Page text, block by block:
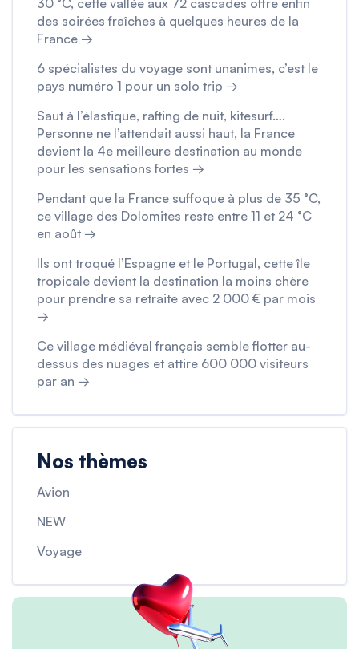
30 °C, cette vallée aux 72 cascades offre enfin
des soirées fraîches à quelques heures de la
France →
6 spécialistes du voyage sont unanimes, c’est le
pays numéro 1 pour un solo trip →
Saut à l’élastique, rafting de nuit, kitesurf….
Personne ne l’attendait aussi haut, la France
devient la 4e meilleure destination au monde
pour les sensations fortes →
Pendant que la France suffoque à plus de 35 °C,
ce village des Dolomites reste entre 11 et 24 °C
en août →
Ils ont troqué l’Espagne et le Portugal, cette île
tropicale devient la destination la moins chère
pour prendre sa retraite avec 2 000 € par mois
→
Ce village médiéval français semble flotter au-
dessus des nuages et attire 600 000 visiteurs
par an →
Nos thèmes
Avion
NEW
Voyage